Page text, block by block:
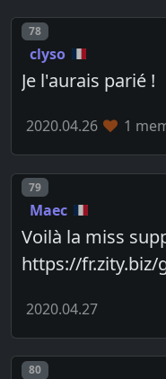
Post number
78
clyso
Je l'aurais parié !
2020.04.26 1
Post number
79
Maec
Voilà la miss
https://fr.zity.biz/
2020.04.27
Post number
80